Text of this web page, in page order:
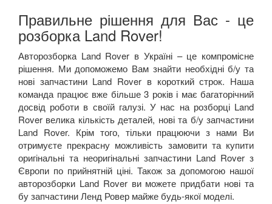
Правильне рішення для Вас - це
розборка Land Rover!
Авторозборка Land Rover в Україні – це компромісне
рішення. Ми допоможемо Вам знайти необхідні б/у та
нові запчастини Land Rover в короткий строк. Наша
команда працює вже більше 3 років і має багаторічний
досвід роботи в своїй галузі. У нас на розборці Land
Rover велика кількість деталей, нові та б/у запчастини
Land Rover. Крім того, тільки працюючи з нами Ви
отримуєте прекрасну можливість замовити та купити
оригінальні та неоригінальні запчастини Land Rover з
Європи по прийнятній ціні. Також за допомогою нашої
авторозборки Land Rover ви можете придбати нові та
бу запчастини Ленд Ровер майже будь-якої моделі.